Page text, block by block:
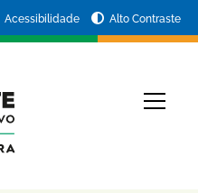
Acessibilidade Alto Contraste